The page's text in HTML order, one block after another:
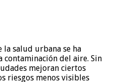
la salud urbana se ha
del aire. Sin
mejoran ciertos
riesgos menos visibles